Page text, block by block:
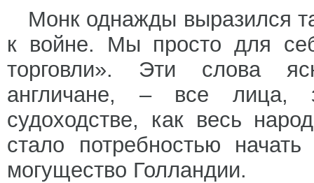
Монк однажды выразился
к войне. Мы просто для
торговли». Эти слова
англичане, – все лица,
судоходстве, как весь
стало потребностью
могущество Голландии.